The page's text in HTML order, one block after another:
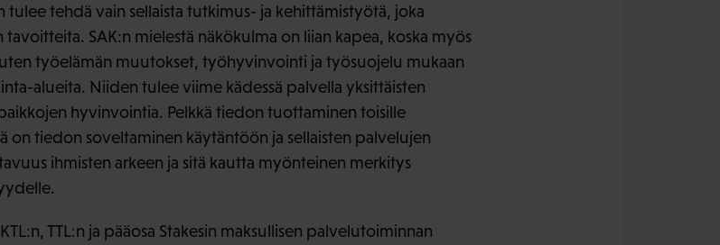
tehdä vain sellaista tutkimus- ja kehittämistyötä, joka
SAK:n mielestä näkökulma on liian kapea, koska myös
työelämän muutokset, työhyvinvointi ja työsuojelu mukaan
alueita. Niiden tulee viime kädessä palvella yksittäisten
hyvinvointia. Pelkkä tiedon tuottaminen toisille
on tiedon soveltaminen käytäntöön ja sellaisten palvelujen
ihmisten arkeen ja sitä kautta myönteinen merkitys
TTL:n ja pääosa Stakesin maksullisen palvelutoiminnan